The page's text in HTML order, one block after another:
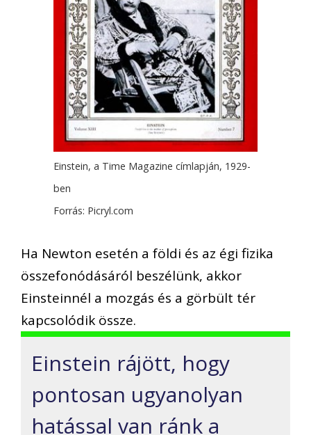
Einstein, a Time Magazine címlapján, 1929-
ben
Forrás: Picryl.com
Ha Newton esetén a földi és az égi fizika
összefonódásáról beszélünk, akkor
Einsteinnél a mozgás és a görbült tér
kapcsolódik össze.
Einstein rájött, hogy
pontosan ugyanolyan
hatással van ránk a